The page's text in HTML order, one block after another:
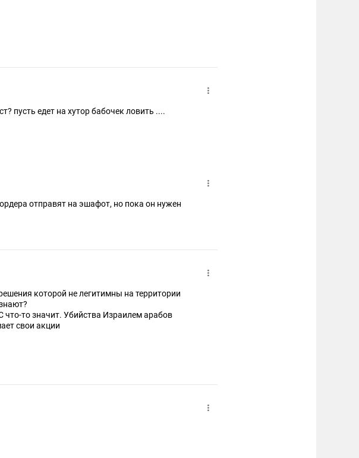
пусть едет на хутор бабочек ловить ....
ордера отправят на эшафот, но пока он нужен
которой не легитимны на территории
то значит. Убийства Израилем арабов
свои акции